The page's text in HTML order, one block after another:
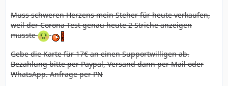
Muss schweren Herzens mein Steher für heute verkaufen,
weil der Corona Test genau heute 2 Striche anzeigen
musste
Gebe die Karte für 17€ an einen Supportwilligen ab.
Bezahlung bitte per Paypal, Versand dann per Mail oder
WhatsApp. Anfrage per PN